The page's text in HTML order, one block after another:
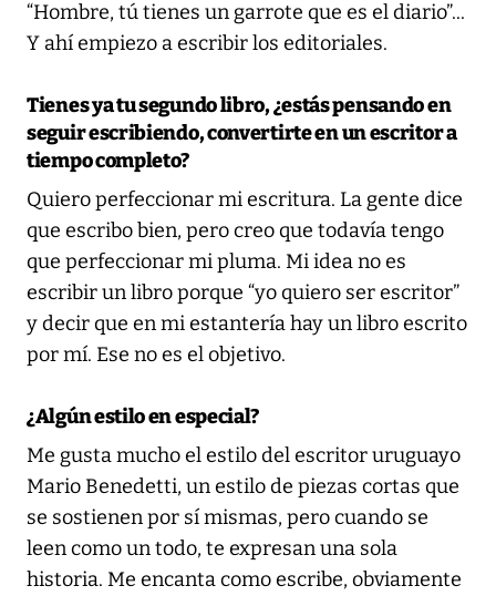
“Hombre, tú tienes un garrote que es el diario”...
Y ahí empiezo a escribir los editoriales.
Tienes ya tu segundo libro, ¿estás pensando en
seguir escribiendo, convertirte en un escritor a
tiempo completo?
Quiero perfeccionar mi escritura. La gente dice
que escribo bien, pero creo que todavía tengo
que perfeccionar mi pluma. Mi idea no es
escribir un libro porque “yo quiero ser escritor”
y decir que en mi estantería hay un libro escrito
por mí. Ese no es el objetivo.
¿Algún estilo en especial?
Me gusta mucho el estilo del escritor uruguayo
Mario Benedetti, un estilo de piezas cortas que
se sostienen por sí mismas, pero cuando se
leen como un todo, te expresan una sola
historia. Me encanta como escribe, obviamente